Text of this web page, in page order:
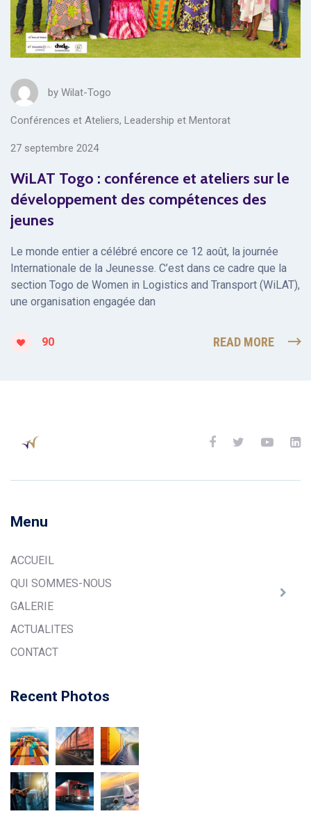
by Wilat-Togo
Conférences et Ateliers, Leadership et Mentorat
27 septembre 2024
WiLAT Togo : conférence et ateliers sur le
développement des compétences des
jeunes
Le monde entier a célébré encore ce 12 août, la journée
Internationale de la Jeunesse. C’est dans ce cadre que la
section Togo de Women in Logistics and Transport (WiLAT),
une organisation engagée dan
90 READ MORE
Menu
ACCUEIL
QUI SOMMES-NOUS
GALERIE
ACTUALITES
CONTACT
Recent Photos